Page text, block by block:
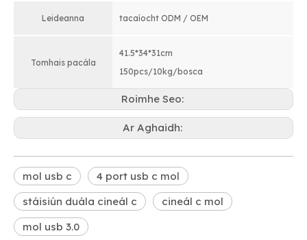
Leideanna tacaíocht ODM / OEM
Tomhais pacála
41.5*34*31cm
150pcs/10kg/bosca
Roimhe Seo:
Ar Aghaidh:
mol usb c
4 port usb c mol
stáisiún duála cineál c
cineál c mol
mol usb 3.0